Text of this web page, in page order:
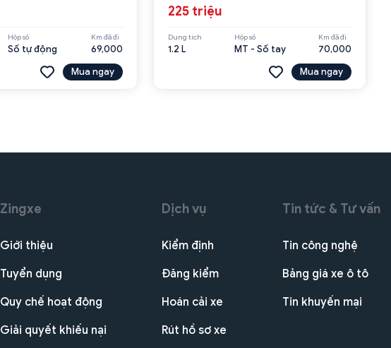
Hộp số
Số tự động
Km đã đi
69,000
Mua ngay
225 triệu
Dung tích
1.2 L
Hộp số
MT - Số tay
Km đã đi
70,000
Mua ngay
Zingxe
Giới thiệu
Tuyển dụng
Quy chế hoạt động
Giải quyết khiếu nại
Dịch vụ
Kiểm định
Đăng kiểm
Hoán cải xe
Rút hồ sơ xe
Tin tức & Tư vấn
Tin công nghệ
Bảng giá xe ô tô
Tin khuyến mại